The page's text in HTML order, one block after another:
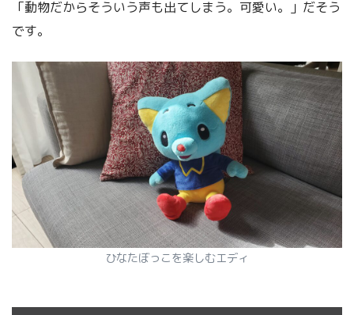
「動物だからそういう声も出てしまう。可愛い。」だそう
です。
ひなたぼっこを楽しむエディ